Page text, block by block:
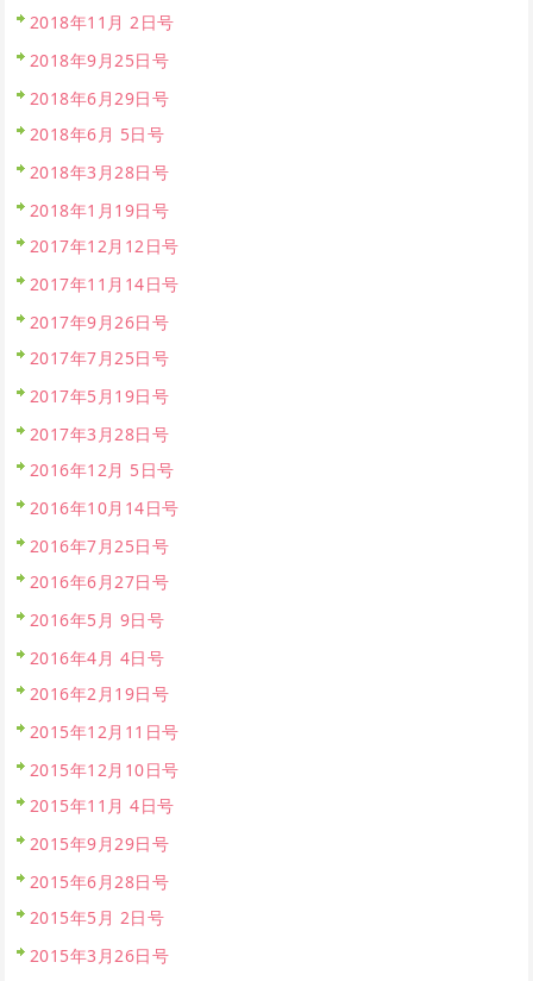
2018年11月 2日号
2018年9月25日号
2018年6月29日号
2018年6月 5日号
2018年3月28日号
2018年1月19日号
2017年12月12日号
2017年11月14日号
2017年9月26日号
2017年7月25日号
2017年5月19日号
2017年3月28日号
2016年12月 5日号
2016年10月14日号
2016年7月25日号
2016年6月27日号
2016年5月 9日号
2016年4月 4日号
2016年2月19日号
2015年12月11日号
2015年12月10日号
2015年11月 4日号
2015年9月29日号
2015年6月28日号
2015年5月 2日号
2015年3月26日号